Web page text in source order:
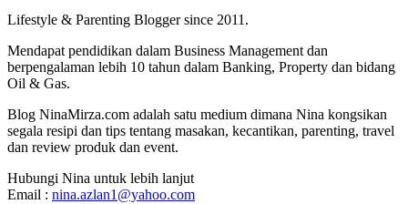
Lifestyle & Parenting Blogger since 2011.
Mendapat pendidikan dalam Business Management dan
berpengalaman lebih 10 tahun dalam Banking, Property dan bidang
Oil & Gas.
Blog NinaMirza.com adalah satu medium dimana Nina kongsikan
segala resipi dan tips tentang masakan, kecantikan, parenting, travel
dan review produk dan event.
Hubungi Nina untuk lebih lanjut
Email : nina.azlan1@yahoo.com